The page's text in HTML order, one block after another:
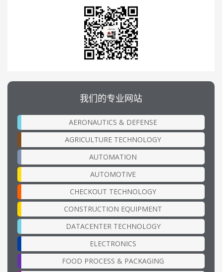
我们的专业网站
AERONAUTICS & DEFENSE
AGRICULTURE TECHNOLOGY
AUTOMATION
AUTOMOTIVE
CHECKOUT TECHNOLOGY
CONSTRUCTION EQUIPMENT
DATACENTER TECHNOLOGY
ELECTRONICS
FOOD PROCESS & PACKAGING